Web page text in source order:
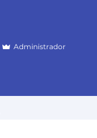
Administrador